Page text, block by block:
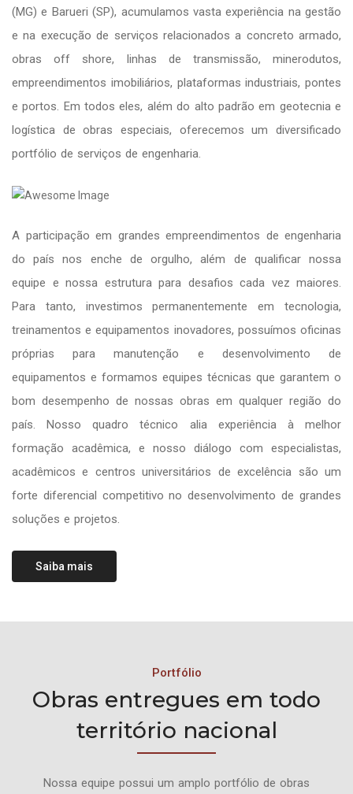
(MG) e Barueri (SP), acumulamos vasta experiência na gestão
e na execução de serviços relacionados a concreto armado,
obras off shore, linhas de transmissão, minerodutos,
empreendimentos imobiliários, plataformas industriais, pontes
e portos. Em todos eles, além do alto padrão em geotecnia e
logística de obras especiais, oferecemos um diversificado
portfólio de serviços de engenharia.
A participação em grandes empreendimentos de engenharia
do país nos enche de orgulho, além de qualificar nossa
equipe e nossa estrutura para desafios cada vez maiores.
Para tanto, investimos permanentemente em tecnologia,
treinamentos e equipamentos inovadores, possuímos oficinas
próprias para manutenção e desenvolvimento de
equipamentos e formamos equipes técnicas que garantem o
bom desempenho de nossas obras em qualquer região do
país. Nosso quadro técnico alia experiência à melhor
formação acadêmica, e nosso diálogo com especialistas,
acadêmicos e centros universitários de excelência são um
forte diferencial competitivo no desenvolvimento de grandes
soluções e projetos.
Saiba mais
Portfólio
Obras entregues em todo
território nacional
Nossa equipe possui um amplo portfólio de obras